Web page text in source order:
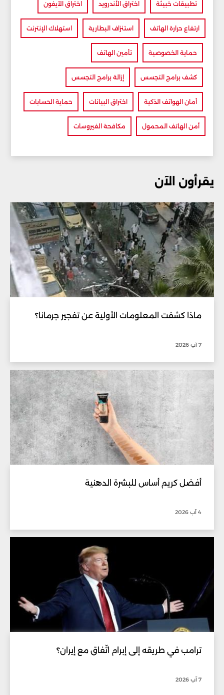
تطبيقات خبيثة اختراق الأندرويد اختراق الآيفون
ارتفاع حرارة الهاتف استنزاف البطارية استهلاك الإنترنت
حماية الخصوصية تأمين الهاتف
كشف برامج التجسس إزالة برامج التجسس
أمان الهواتف الذكية اختراق البيانات حماية الحسابات
أمن الهاتف المحمول مكافحة الفيروسات
يقرأون الآن
ماذا كشفت المعلومات الأولية عن تفجير جرمانا؟
7 آب 2026
أفضل كريم أساس للبشرة الدهنية
4 آب 2026
ترامب في طريقه إلى إبرام اتّفاق مع إيران؟
7 آب 2026